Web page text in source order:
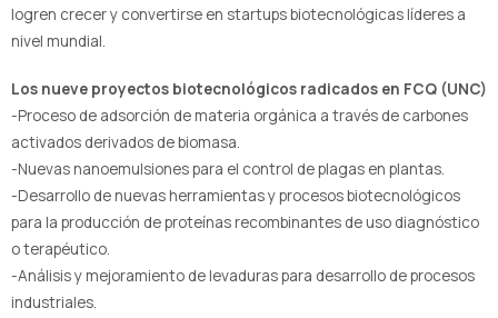
logren crecer y convertirse en startups biotecnológicas líderes a
nivel mundial.
Los nueve proyectos biotecnológicos radicados en FCQ (UNC)
-Proceso de adsorción de materia orgánica a través de carbones
activados derivados de biomasa.
-Nuevas nanoemulsiones para el control de plagas en plantas.
-Desarrollo de nuevas herramientas y procesos biotecnológicos
para la producción de proteínas recombinantes de uso diagnóstico
o terapéutico.
-Análisis y mejoramiento de levaduras para desarrollo de procesos
industriales.